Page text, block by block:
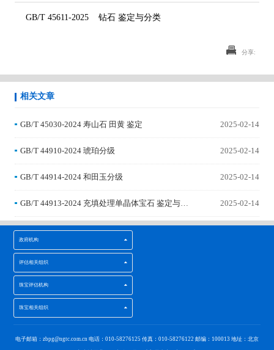
GB/T 45611-2025 钻石 鉴定与分类
分享:
相关文章
GB/T 45030-2024 寿山石 田黄 鉴定 2025-02-14
GB/T 44910-2024 琥珀分级 2025-02-14
GB/T 44914-2024 和田玉分级 2025-02-14
GB/T 44913-2024 充填处理单晶体宝石 鉴定与分
2025-02-14
政府机构
评估相关组织
珠宝评估机构
珠宝相关组织
电子邮箱：zbpg@ngtc.com.cn 电话：010-58276125 传真：010-58276122 邮编：100013 地址：北京